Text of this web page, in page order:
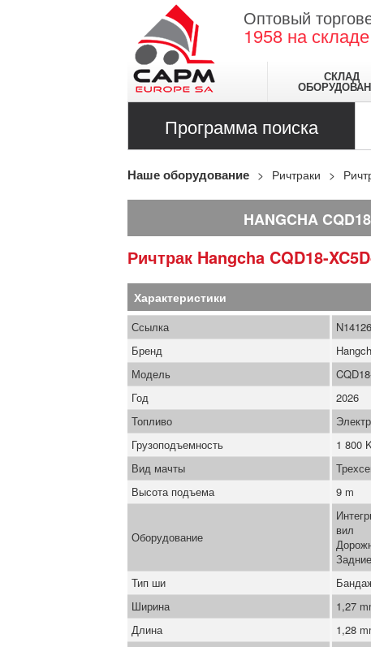
Оптовый
1958 на складе
СКЛАД
Программа поиска
Наше оборудование Ричтраки
HANGCHA
Ричтрак Hangcha CQD18-
Характеристики
Ссылка
N14126
Бренд
Модель
Год
2026
Топливо
Грузоподъемность
1 800
Вид мачты
Высота подъема
9 m
Оборудование
вил
Тип ши
Ширина
1,27
Длина
1,28